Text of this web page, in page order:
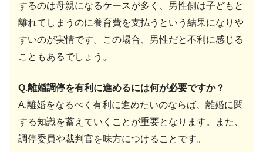
するのは母親になるケースが多く、男性側は子どもと
離れてしまうのに養育費を支払うという結果になりや
すいのが実情です。この場合、男性だと不利に感じる
こともあるでしょう。
Q.離婚調停を有利に進めるには何が必要ですか？
A.離婚をなるべく有利に進めたいのならば、離婚に関
する知識を蓄えていくことが重要となります。また、
調停委員や裁判官を味方につけることです。